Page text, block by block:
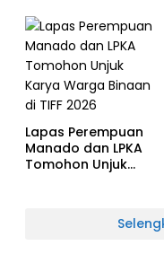
Lapas Perempuan
Manado dan LPKA
Tomohon Unjuk